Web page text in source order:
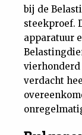
bij de
steekproef.
apparatuur
vierhonderd
verdacht